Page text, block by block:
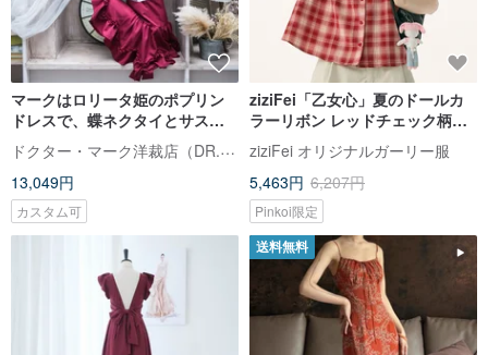
マークはロリータ姫のポプリン
ドレスで、蝶ネクタイとサスペ
ンダーが両側に付いています ドクター・マーク洋裁店（DR.MARK）
13,049円
カスタム可
ziziFei「乙女心」夏のドールカ
ラーリボン レッドチェック柄の
スクール風半袖シャツ
ziziFei オリジナルガーリー服
5,463円 6,207円
Pinkoi限定
送料無料